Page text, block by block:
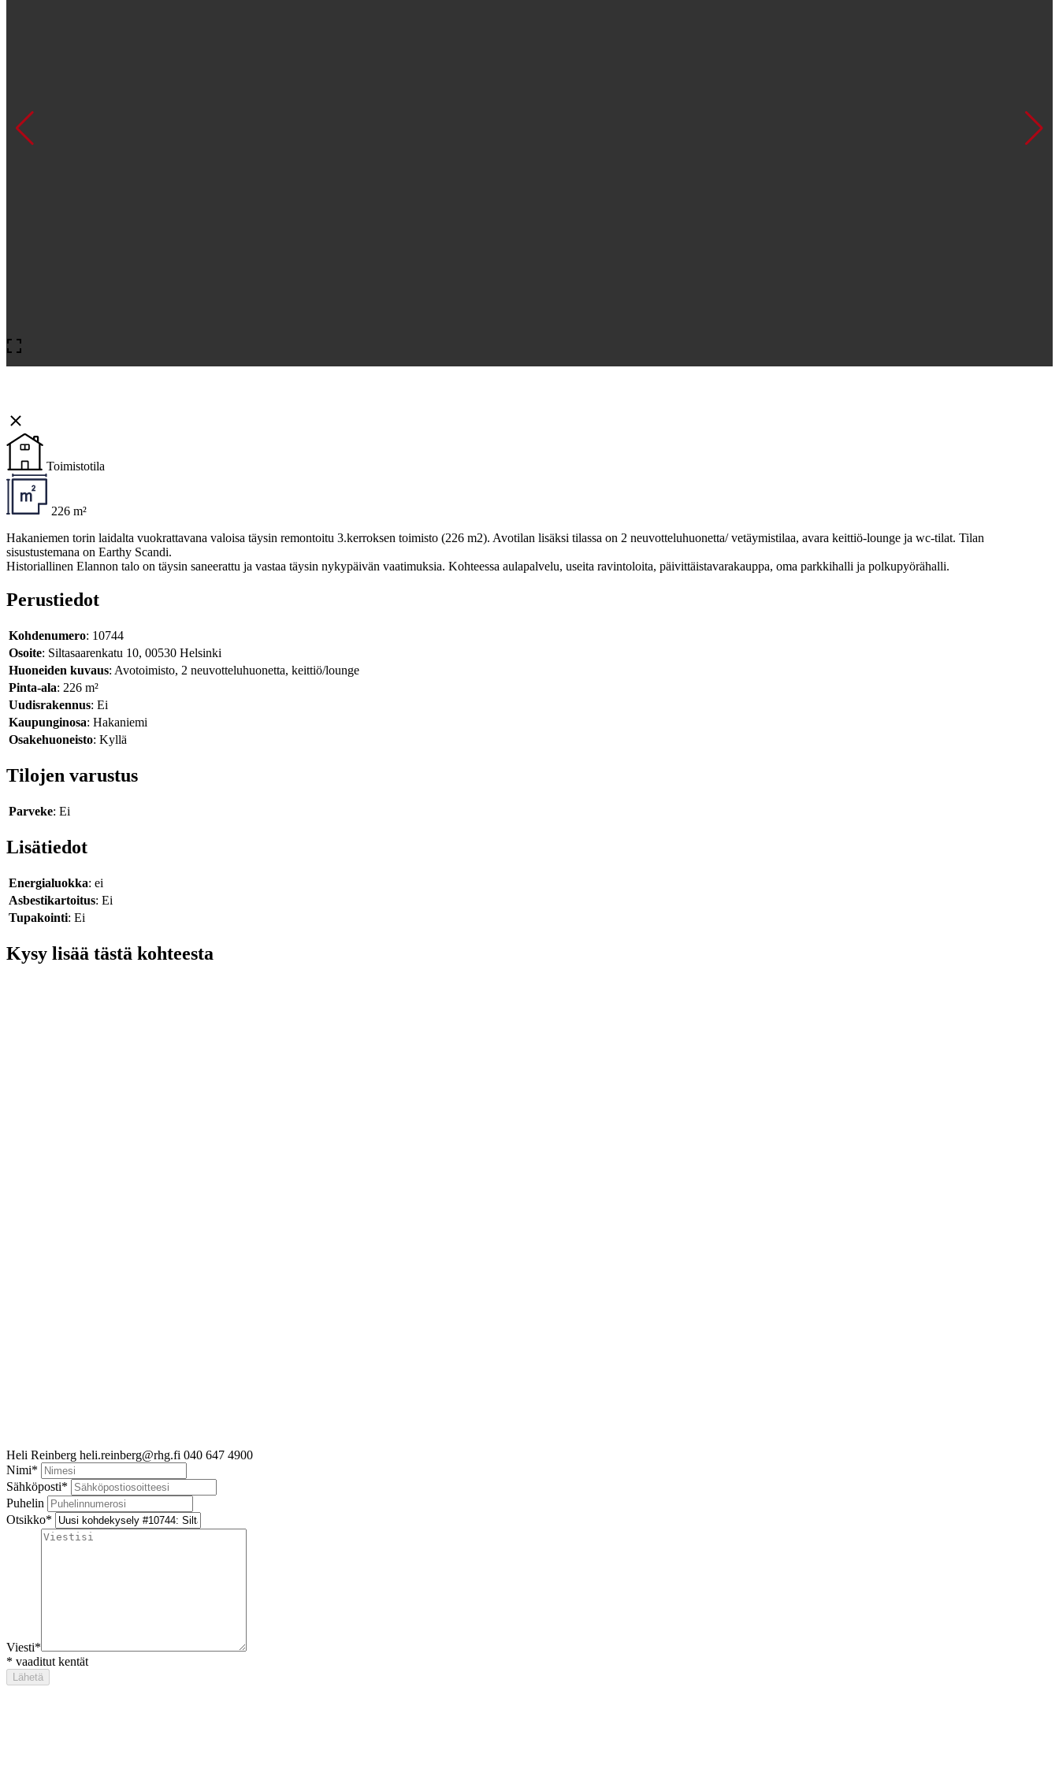
Toimistotila
226 m²
Hakaniemen torin laidalta vuokrattavana valoisa täysin remontoitu 3.kerroksen toimisto (226 m2). Avotilan lisäksi tilassa on 2 neuvotteluhuonetta/ vetäymistilaa, avara keittiö-lounge ja wc-tilat. Tilan
sisustustemana on Earthy Scandi.
Historiallinen Elannon talo on täysin saneerattu ja vastaa täysin nykypäivän vaatimuksia. Kohteessa aulapalvelu, useita ravintoloita, päivittäistavarakauppa, oma parkkihalli ja polkupyörähalli.
Perustiedot
Kohdenumero: 10744
Osoite: Siltasaarenkatu 10, 00530 Helsinki
Huoneiden kuvaus: Avotoimisto, 2 neuvotteluhuonetta, keittiö/lounge
Pinta-ala: 226 m²
Uudisrakennus: Ei
Kaupunginosa: Hakaniemi
Osakehuoneisto: Kyllä
Tilojen varustus
Parveke: Ei
Lisätiedot
Energialuokka: ei
Asbestikartoitus: Ei
Tupakointi: Ei
Kysy lisää tästä kohteesta
Heli Reinberg heli.reinberg@rhg.fi 040 647 4900
Nimi*
Sähköposti*
Puhelin
Otsikko*
Viesti*
* vaaditut kentät